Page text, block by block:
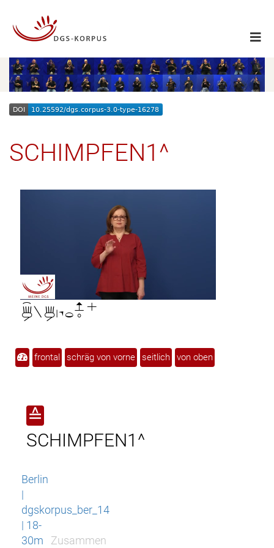
SCHIMPFEN1^

frontal schräg von vorne seitlich von oben
≙
SCHIMPFEN1^
Berlin
|
dgskorpus_ber_14
| 18-
30m
Zusammen